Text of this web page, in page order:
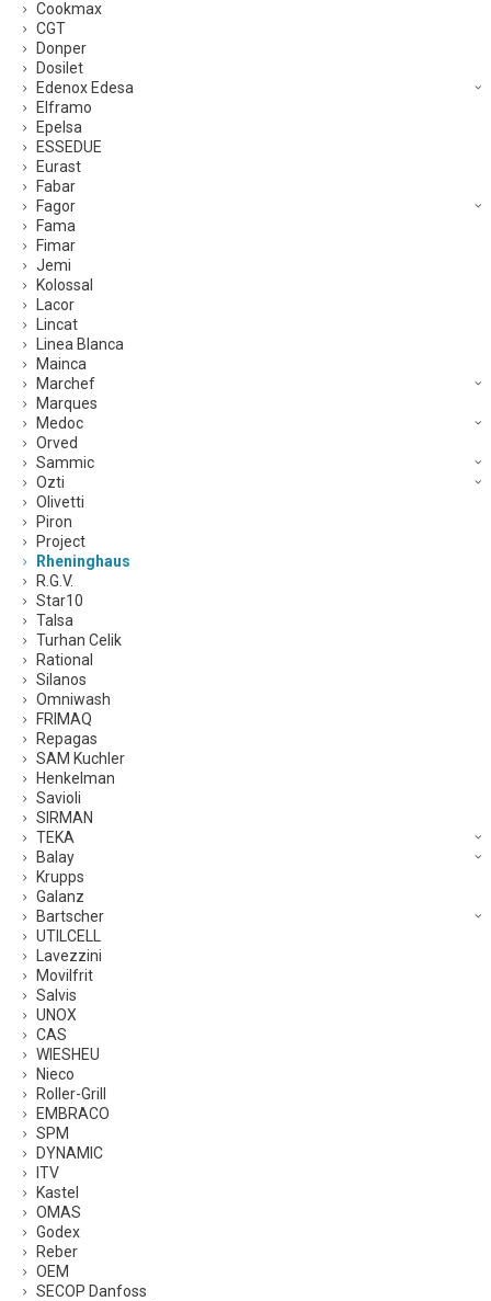
Cookmax
CGT
Donper
Dosilet
Edenox Edesa
Elframo
Epelsa
ESSEDUE
Eurast
Fabar
Fagor
Fama
Fimar
Jemi
Kolossal
Lacor
Lincat
Linea Blanca
Mainca
Marchef
Marques
Medoc
Orved
Sammic
Ozti
Olivetti
Piron
Project
Rheninghaus
R.G.V.
Star10
Talsa
Turhan Celik
Rational
Silanos
Omniwash
FRIMAQ
Repagas
SAM Kuchler
Henkelman
Savioli
SIRMAN
TEKA
Balay
Krupps
Galanz
Bartscher
UTILCELL
Lavezzini
Movilfrit
Salvis
UNOX
CAS
WIESHEU
Nieco
Roller-Grill
EMBRACO
SPM
DYNAMIC
ITV
Kastel
OMAS
Godex
Reber
OEM
SECOP Danfoss